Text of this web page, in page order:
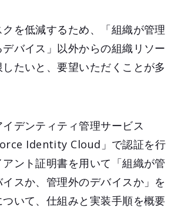
を低減するため、「組織が管理
バイス」以外からの組織リソー
たいと、要望いただくことが多
デンティティ管理サービス
Identity Cloud」で認証を行
ント証明書を用いて「組織が管
スか、管理外のデバイスか」を
いて、仕組みと実装手順を概要